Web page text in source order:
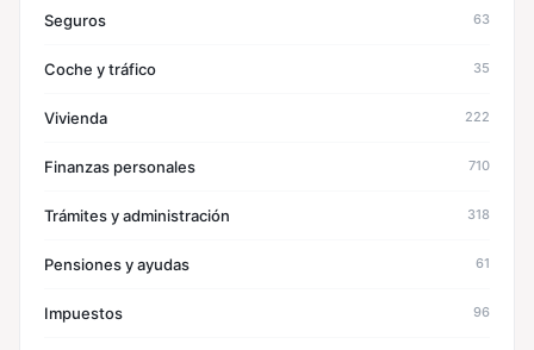
Seguros 63
Coche y tráfico 35
Vivienda 222
Finanzas personales 710
Trámites y administración 318
Pensiones y ayudas 61
Impuestos 96